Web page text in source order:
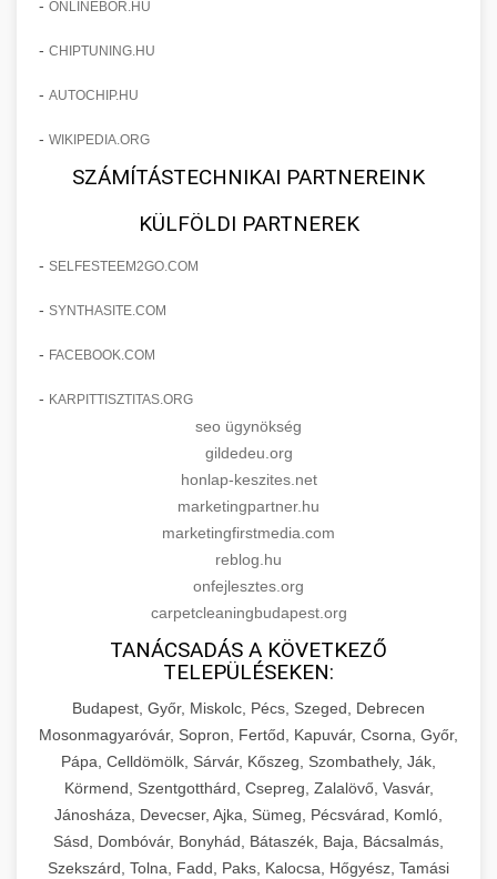
- ONLINEBOR.HU
- CHIPTUNING.HU
- AUTOCHIP.HU
- WIKIPEDIA.ORG
SZÁMÍTÁSTECHNIKAI PARTNEREINK
KÜLFÖLDI PARTNEREK
- SELFESTEEM2GO.COM
- SYNTHASITE.COM
- FACEBOOK.COM
- KARPITTISZTITAS.ORG
seo ügynökség
gildedeu.org
honlap-keszites.net
marketingpartner.hu
marketingfirstmedia.com
reblog.hu
onfejlesztes.org
carpetcleaningbudapest.org
TANÁCSADÁS A KÖVETKEZŐ
TELEPÜLÉSEKEN:
Budapest, Győr, Miskolc, Pécs, Szeged, Debrecen
Mosonmagyaróvár, Sopron, Fertőd, Kapuvár, Csorna, Győr,
Pápa, Celldömölk, Sárvár, Kőszeg, Szombathely, Ják,
Körmend, Szentgotthárd, Csepreg, Zalalövő, Vasvár,
Jánosháza, Devecser, Ajka, Sümeg, Pécsvárad, Komló,
Sásd, Dombóvár, Bonyhád, Bátaszék, Baja, Bácsalmás,
Szekszárd, Tolna, Fadd, Paks, Kalocsa, Hőgyész, Tamási